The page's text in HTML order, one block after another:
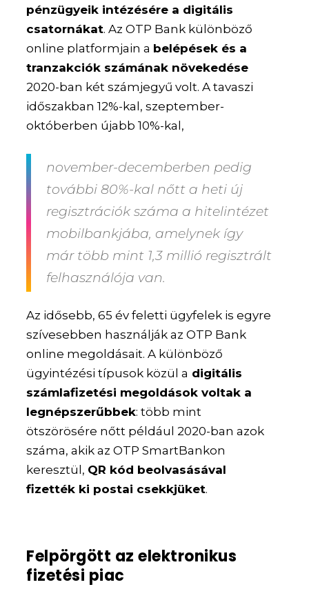
pénzügyeik intézésére a digitális
csatornákat. Az OTP Bank különböző
online platformjain a belépések és a
tranzakciók számának növekedése
2020-ban két számjegyű volt. A tavaszi
időszakban 12%-kal, szeptember-
októberben újabb 10%-kal,
november-decemberben pedig
további 80%-kal nőtt a heti új
regisztrációk száma a hitelintézet
mobilbankjába, amelynek így
már több mint 1,3 millió regisztrált
felhasználója van.
Az idősebb, 65 év feletti ügyfelek is egyre
szívesebben használják az OTP Bank
online megoldásait. A különböző
ügyintézési típusok közül a digitális
számlafizetési megoldások voltak a
legnépszerűbbek: több mint
ötszörösére nőtt például 2020-ban azok
száma, akik az OTP SmartBankon
keresztül, QR kód beolvasásával
fizették ki postai csekkjüket.
Felpörgött az elektronikus
fizetési piac